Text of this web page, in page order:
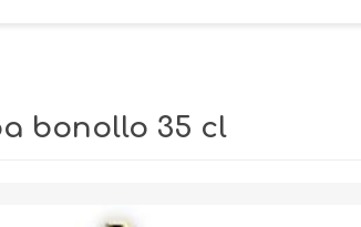
bonollo 35 cl